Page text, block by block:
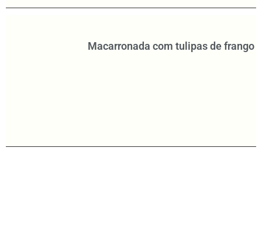
Macarronada com tulipas de frango